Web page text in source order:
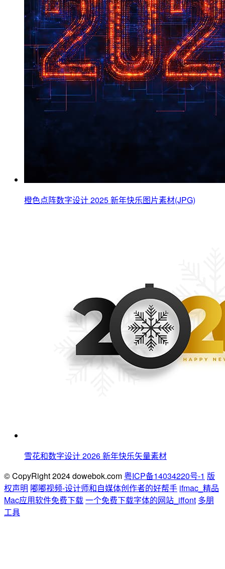
橙色点阵数字设计 2025 新年快乐图片素材(JPG)
雪花和数字设计 2026 新年快乐矢量素材
© CopyRight 2024 dowebok.com 粤ICP备14034220号-1 版
权声明 嘟嘟视频-设计师和自媒体创作者的好帮手 ifmac_精品
Mac应用软件免费下载一个免费下载字体的网站_iffont 多朋
工具